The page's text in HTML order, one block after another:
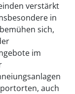
verstärkt
in
sich,
im
auch